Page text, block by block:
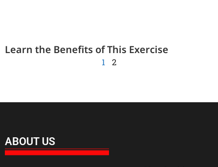
Learn the Benefits of This Exercise
1 2
ABOUT US